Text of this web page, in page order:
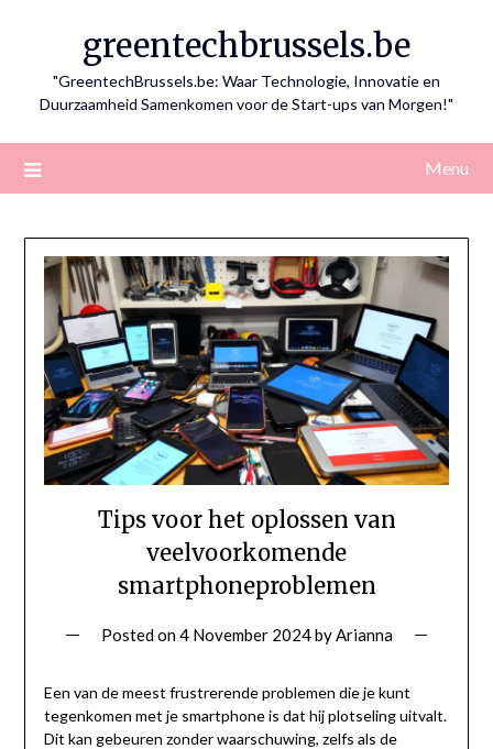
greentechbrussels.be
"GreentechBrussels.be: Waar Technologie, Innovatie en
Duurzaamheid Samenkomen voor de Start-ups van Morgen!"
Menu
Tips voor het oplossen van
veelvoorkomende
smartphoneproblemen
Posted on4 November 2024byArianna
Een van de meest frustrerende problemen die je kunt
tegenkomen met je smartphone is dat hij plotseling uitvalt.
Dit kan gebeuren zonder waarschuwing, zelfs als de